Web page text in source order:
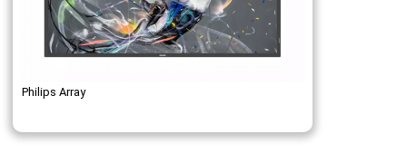
Philips Array